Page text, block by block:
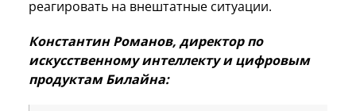
реагировать на внештатные ситуации.
Константин Романов, директор по
искусственному интеллекту и цифровым
продуктам Билайна: